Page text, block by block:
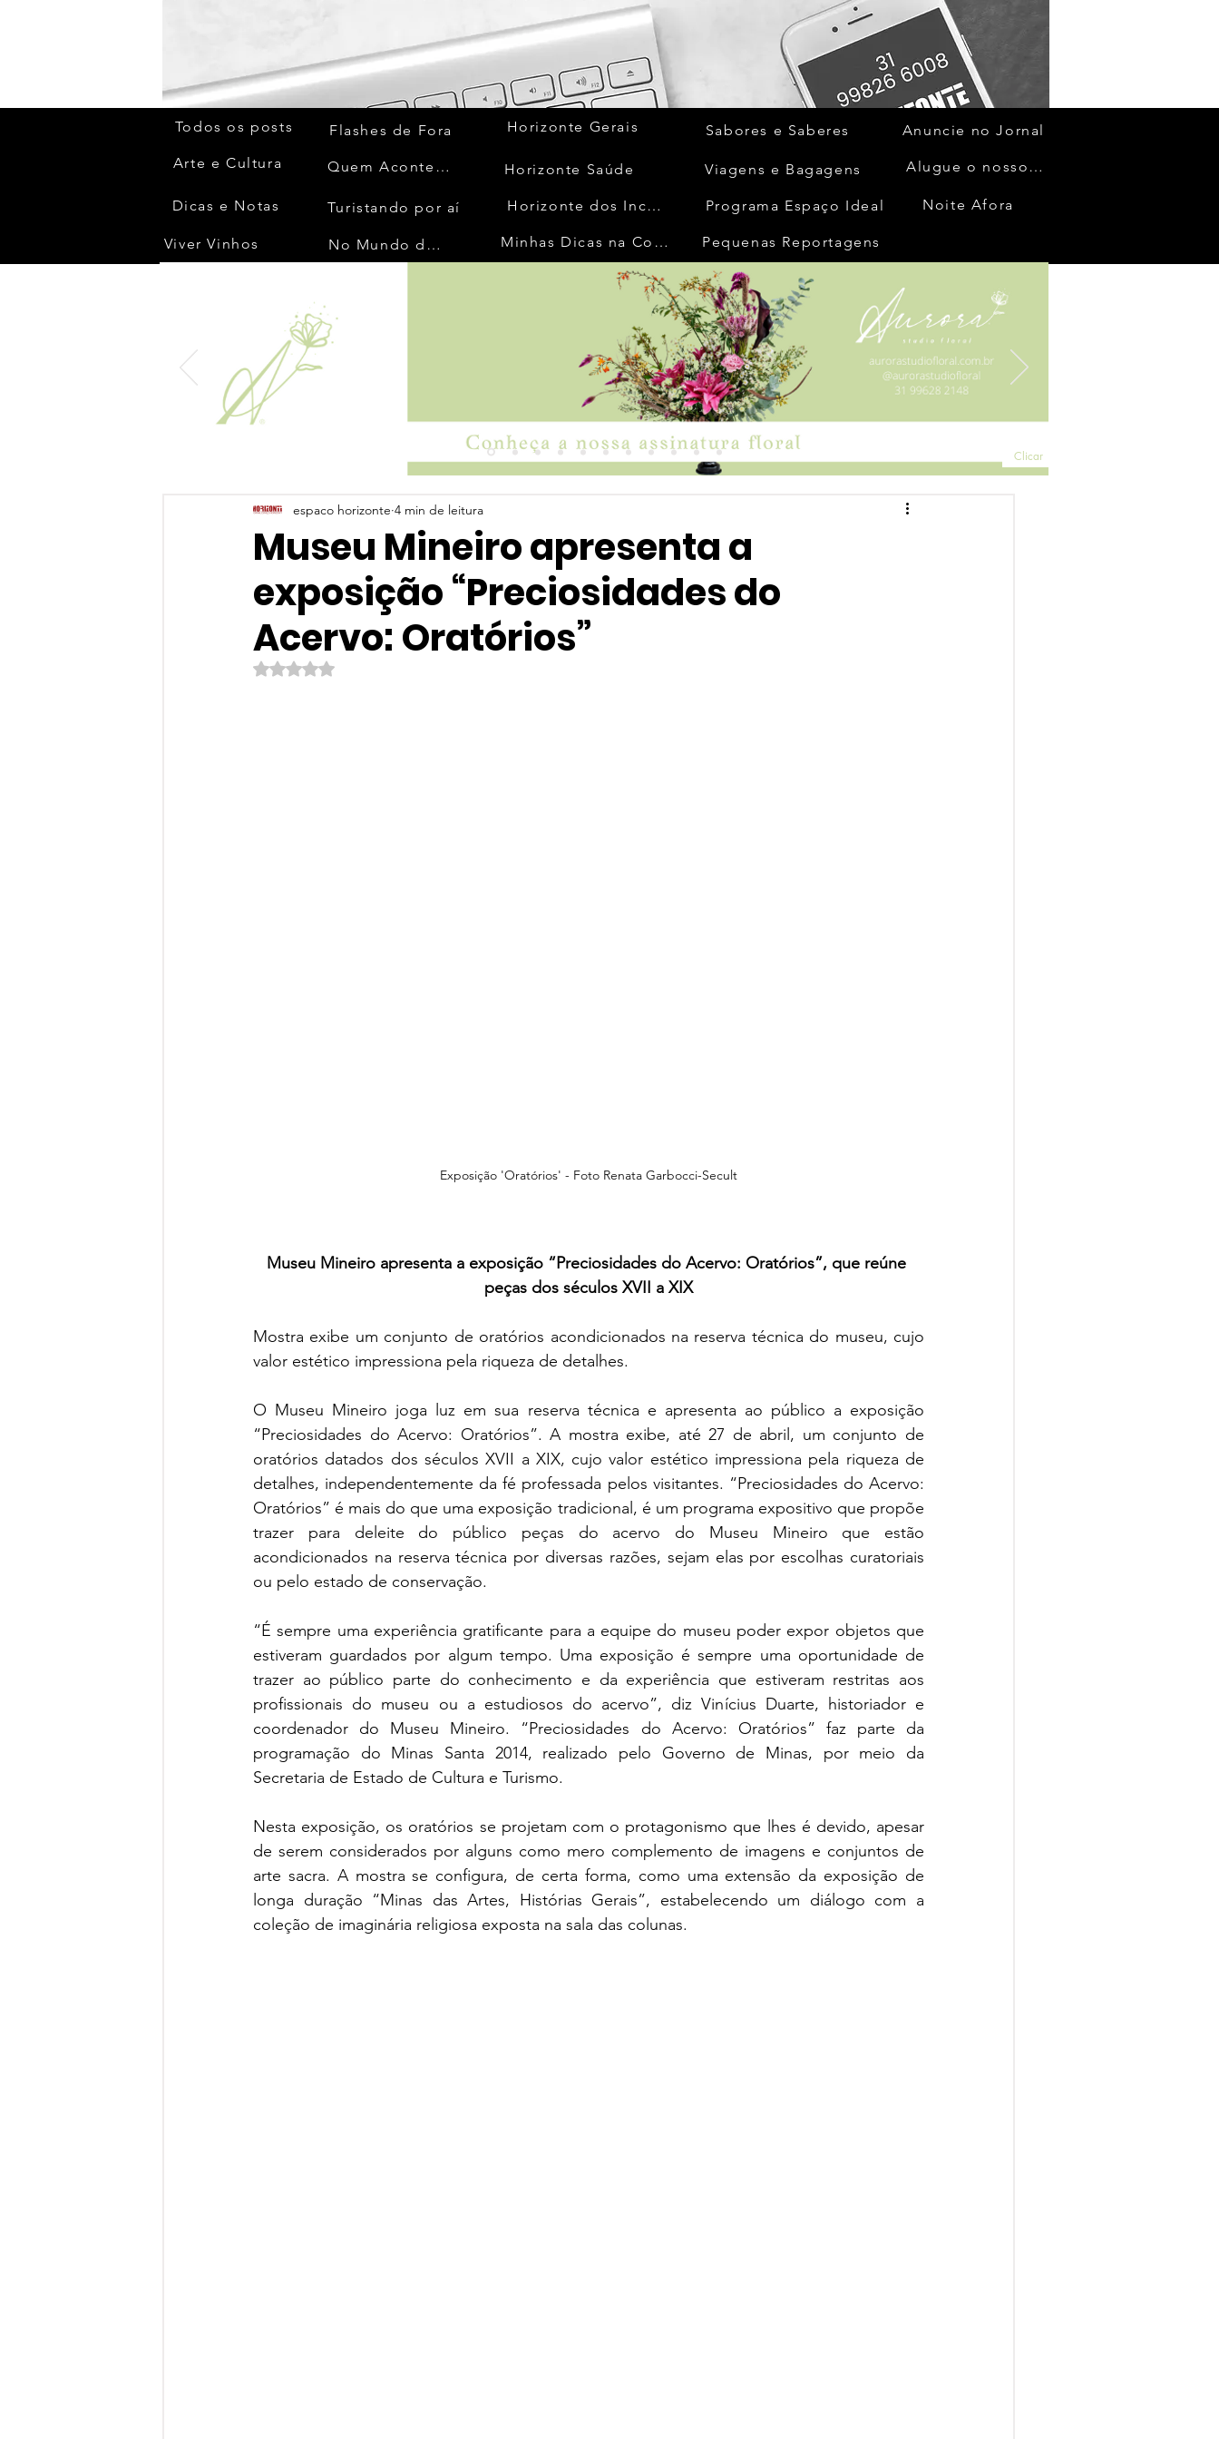
Todos os posts
Arte e Cultura
Dicas e Notas
Viver Vinhos
Flashes de Fora
Quem Acontece
Turistando por aí
No Mundo da Moda
Horizonte Gerais
Horizonte Saúde
Horizonte dos Inconfidentes
Minhas Dicas na Cozinha
Sabores e Saberes
Viagens e Bagagens
Programa Espaço Ideal
Anuncie no Jornal
Alugue o nosso espaço
Noite Afora
Pequenas Reportagens
Clicar
Museu Mineiro apresenta a
exposição “Preciosidades do
Acervo: Oratórios”
espaco horizonte 4 min de leitura
Avaliado com NaN de 5 estrelas.
Exposição 'Oratórios' - Foto Renata Garbocci-Secult
Museu Mineiro apresenta a exposição “Preciosidades do Acervo: Oratórios”, que reúne
peças dos séculos XVII a XIX
Mostra exibe um conjunto de oratórios acondicionados na reserva técnica do museu, cujo
valor estético impressiona pela riqueza de detalhes.
O Museu Mineiro joga luz em sua reserva técnica e apresenta ao público a exposição
“Preciosidades do Acervo: Oratórios”. A mostra exibe, até 27 de abril, um conjunto de
oratórios datados dos séculos XVII a XIX, cujo valor estético impressiona pela riqueza de
detalhes, independentemente da fé professada pelos visitantes. “Preciosidades do Acervo:
Oratórios” é mais do que uma exposição tradicional, é um programa expositivo que propõe
trazer para deleite do público peças do acervo do Museu Mineiro que estão
acondicionados na reserva técnica por diversas razões, sejam elas por escolhas curatoriais
ou pelo estado de conservação.
“É sempre uma experiência gratificante para a equipe do museu poder expor objetos que
estiveram guardados por algum tempo. Uma exposição é sempre uma oportunidade de
trazer ao público parte do conhecimento e da experiência que estiveram restritas aos
profissionais do museu ou a estudiosos do acervo”, diz Vinícius Duarte, historiador e
coordenador do Museu Mineiro. “Preciosidades do Acervo: Oratórios” faz parte da
programação do Minas Santa 2014, realizado pelo Governo de Minas, por meio da
Secretaria de Estado de Cultura e Turismo.
Nesta exposição, os oratórios se projetam com o protagonismo que lhes é devido, apesar
de serem considerados por alguns como mero complemento de imagens e conjuntos de
arte sacra. A mostra se configura, de certa forma, como uma extensão da exposição de
longa duração “Minas das Artes, Histórias Gerais”, estabelecendo um diálogo com a
coleção de imaginária religiosa exposta na sala das colunas.